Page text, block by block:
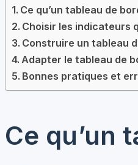
Ce qu’un tableau de
Choisir les indicateurs
Construire un tableau
Adapter le tableau de
Bonnes pratiques et
Ce qu’un